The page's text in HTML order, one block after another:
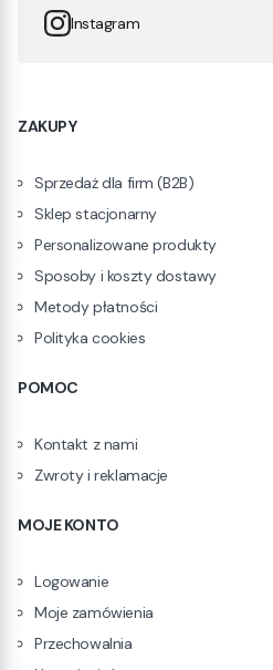
Instagram
Linki w stopce
ZAKUPY
Sprzedaż dla firm (B2B)
Sklep stacjonarny
Personalizowane produkty
Sposoby i koszty dostawy
Metody płatności
Polityka cookies
POMOC
Kontakt z nami
Zwroty i reklamacje
MOJE KONTO
Logowanie
Moje zamówienia
Przechowalnia